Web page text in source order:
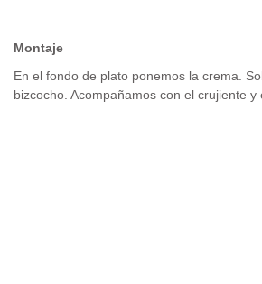
Montaje
En el fondo de plato ponemos la crema.
bizcocho. Acompañamos con el crujiente y